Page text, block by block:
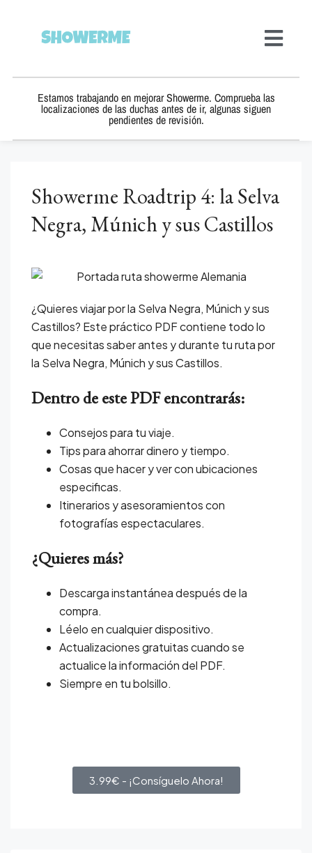
Estamos trabajando en mejorar Showerme. Comprueba las
localizaciones de las duchas antes de ir, algunas siguen
pendientes de revisión.
Showerme Roadtrip 4: la Selva
Negra, Múnich y sus Castillos
¿Quieres viajar por la Selva Negra, Múnich y sus
Castillos? Este práctico PDF contiene todo lo
que necesitas saber antes y durante tu ruta por
la Selva Negra, Múnich y sus Castillos.
Dentro de este PDF encontrarás:
Consejos para tu viaje.
Tips para ahorrar dinero y tiempo.
Cosas que hacer y ver con ubicaciones
especificas.
Itinerarios y asesoramientos con
fotografías espectaculares.
¿Quieres más?
Descarga instantánea después de la
compra.
Léelo en cualquier dispositivo.
Actualizaciones gratuitas cuando se
actualice la información del PDF.
Siempre en tu bolsillo.
3.99€ - ¡Consíguelo Ahora!